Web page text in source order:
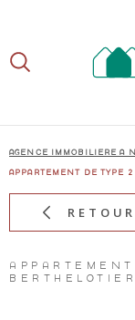
recherche
menu
principal
contenu
AGENCE IMMOBILIÈRE À
APPARTEMENT DE TYPE 2
RETOUR